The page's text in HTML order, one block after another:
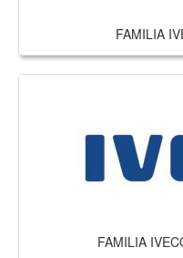
FAMILIA
FAMILIA